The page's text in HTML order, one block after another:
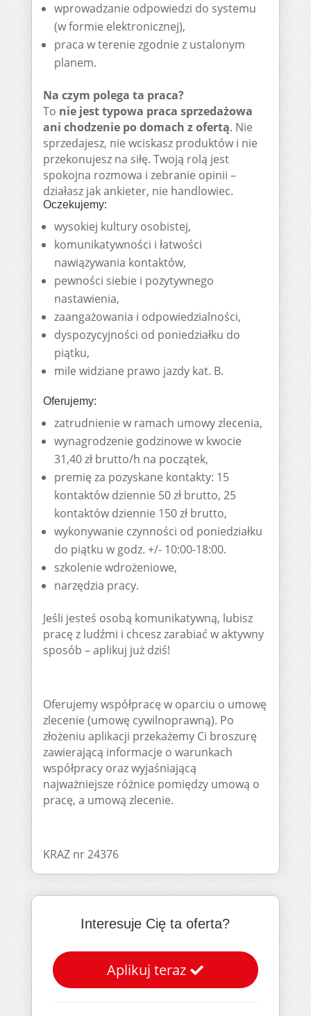
wprowadzanie odpowiedzi do systemu
(w formie elektronicznej),
praca w terenie zgodnie z ustalonym
planem.
Na czym polega ta praca?
To nie jest typowa praca sprzedażowa
ani chodzenie po domach z ofertą. Nie
sprzedajesz, nie wciskasz produktów i nie
przekonujesz na siłę. Twoją rolą jest
spokojna rozmowa i zebranie opinii –
działasz jak ankieter, nie handlowiec.
Oczekujemy:
wysokiej kultury osobistej,
komunikatywności i łatwości
nawiązywania kontaktów,
pewności siebie i pozytywnego
nastawienia,
zaangażowania i odpowiedzialności,
dyspozycyjności od poniedziałku do
piątku,
mile widziane prawo jazdy kat. B.
Oferujemy:
zatrudnienie w ramach umowy zlecenia,
wynagrodzenie godzinowe w kwocie
31,40 zł brutto/h na początek,
premię za pozyskane kontakty: 15
kontaktów dziennie 50 zł brutto, 25
kontaktów dziennie 150 zł brutto,
wykonywanie czynności od poniedziałku
do piątku w godz. +/- 10:00-18:00.
szkolenie wdrożeniowe,
narzędzia pracy.
Jeśli jesteś osobą komunikatywną, lubisz
pracę z ludźmi i chcesz zarabiać w aktywny
sposób – aplikuj już dziś!
Oferujemy współpracę w oparciu o umowę
zlecenie (umowę cywilnoprawną). Po
złożeniu aplikacji przekażemy Ci broszurę
zawierającą informacje o warunkach
współpracy oraz wyjaśniającą
najważniejsze różnice pomiędzy umową o
pracę, a umową zlecenie.
KRAZ nr 24376
Interesuje Cię ta oferta?
Aplikuj teraz